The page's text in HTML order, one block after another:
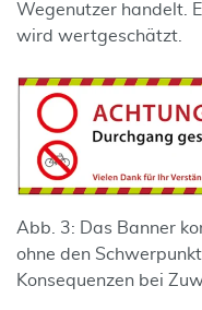
Wegenutzer handelt.
wird wertgeschätzt.
Abb. 3: Das Banner
ohne den
Konsequenzen bei